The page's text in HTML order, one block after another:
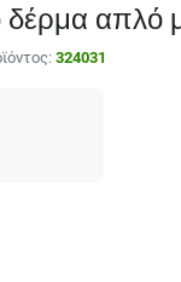
απλό
324031